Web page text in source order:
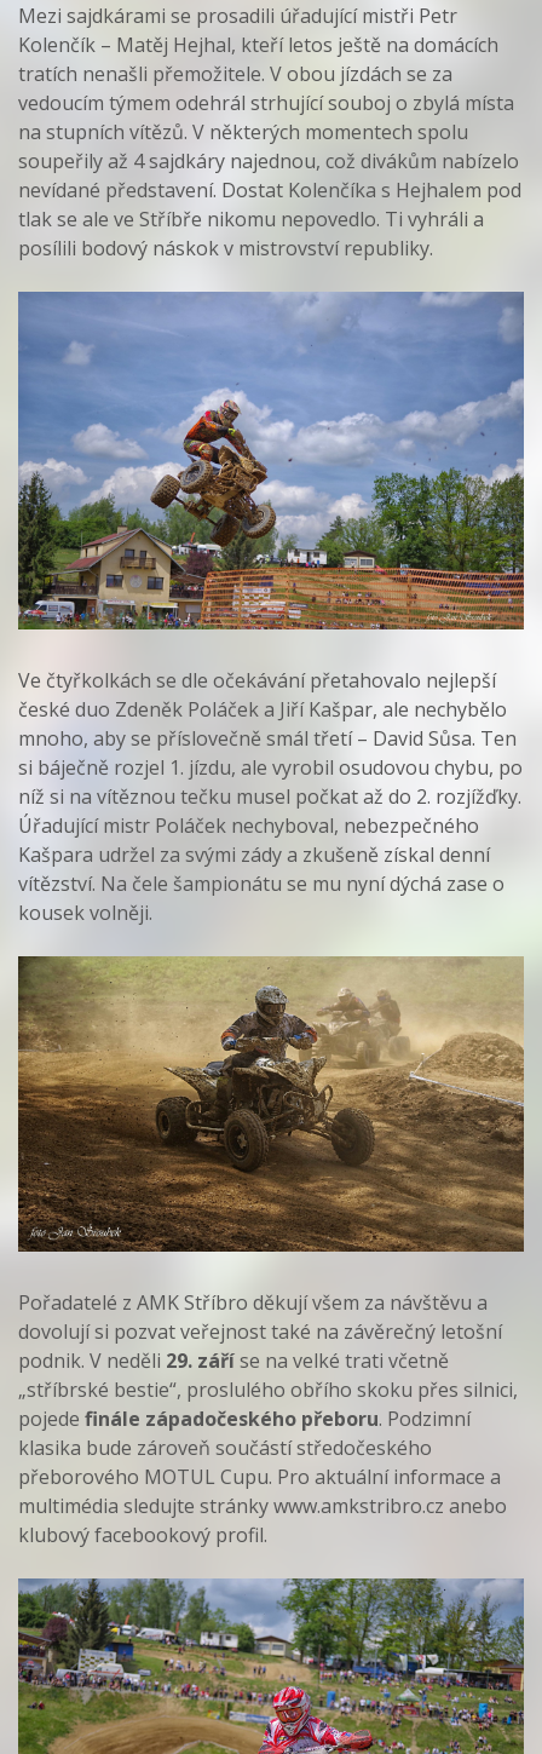
Mezi sajdkárami se prosadili úřadující mistři Petr
Kolenčík – Matěj Hejhal, kteří letos ještě na domácích
tratích nenašli přemožitele. V obou jízdách se za
vedoucím týmem odehrál strhující souboj o zbylá místa
na stupních vítězů. V některých momentech spolu
soupeřily až 4 sajdkáry najednou, což divákům nabízelo
nevídané představení. Dostat Kolenčíka s Hejhalem pod
tlak se ale ve Stříbře nikomu nepovedlo. Ti vyhráli a
posílili bodový náskok v mistrovství republiky.
Ve čtyřkolkách se dle očekávání přetahovalo nejlepší
české duo Zdeněk Poláček a Jiří Kašpar, ale nechybělo
mnoho, aby se příslovečně smál třetí – David Sůsa. Ten
si báječně rozjel 1. jízdu, ale vyrobil osudovou chybu, po
níž si na vítěznou tečku musel počkat až do 2. rozjížďky.
Úřadující mistr Poláček nechyboval, nebezpečného
Kašpara udržel za svými zády a zkušeně získal denní
vítězství. Na čele šampionátu se mu nyní dýchá zase o
kousek volněji.
Pořadatelé z AMK Stříbro děkují všem za návštěvu a
dovolují si pozvat veřejnost také na závěrečný letošní
podnik. V neděli 29. záříse na velké trati včetně
„stříbrské bestie“, proslulého obřího skoku přes silnici,
pojede finále západočeského přeboru. Podzimní
klasika bude zároveň součástí středočeského
přeborového MOTUL Cupu. Pro aktuální informace a
multimédia sledujte stránky www.amkstribro.cz anebo
klubový facebookový profil.